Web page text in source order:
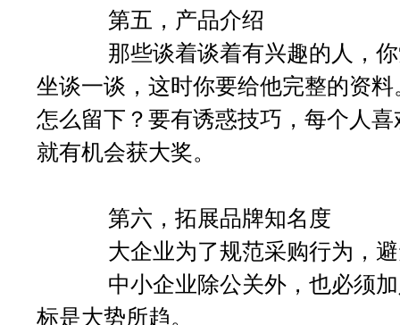
第五，产品介绍
那些谈着谈着有兴趣的人，你
坐谈一谈，这时你要给他完整的资
怎么留下？要有诱惑技巧，每个人
就有机会获大奖。
第六，拓展品牌知名度
大企业为了规范采购行为，避
中小企业除公关外，也必须加
标是大势所趋。